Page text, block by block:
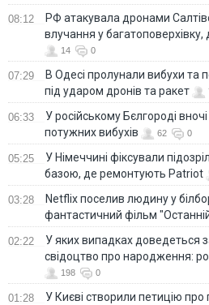
08:12
РФ атакувала дронами
влучання у
14 0
07:29
В Одесі пролунали вибухи та
під ударом дронів та ракет
06:33
У російському Бєлгороді
потужних вибухів
62 0
05:25
У Німеччині фіксували
базою, де ремонтують Patriot
03:28
Netflix поселив людину у
фантастичний фільм
02:22
У яких випадках доведеться
свідоцтво про народження:
198 0
01:28
У Києві створили петицію про